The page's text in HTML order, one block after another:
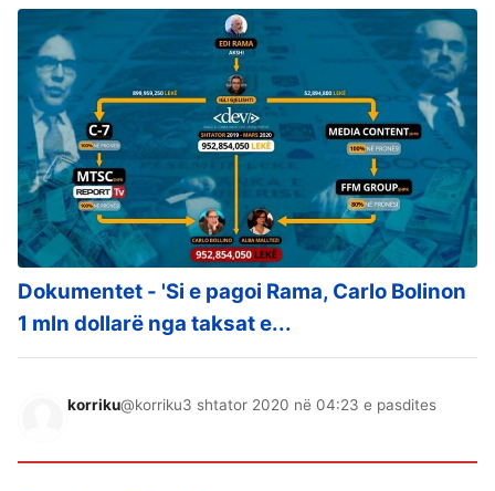
Dokumentet - 'Si e pagoi Rama, Carlo Bolinon
1 mln dollarë nga taksat e...
korriku@korriku3 shtator 2020 në 04:23 e pasdites